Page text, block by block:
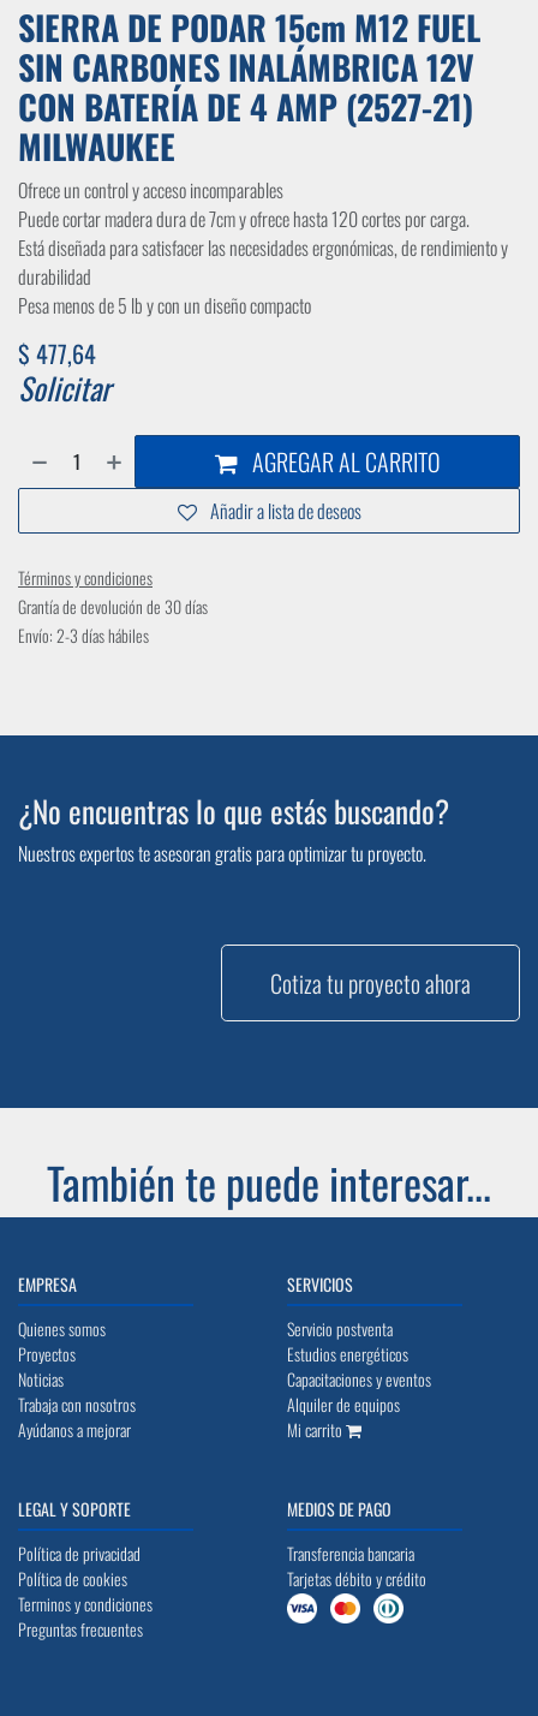
SIERRA DE PODAR 15cm M12 FUEL
SIN CARBONES INALÁMBRICA 12V
CON BATERÍA DE 4 AMP (2527-21)
MILWAUKEE
Ofrece un control y acceso incomparables
Puede cortar madera dura de 7cm y ofrece hasta 120 cortes por carga.
Está diseñada para satisfacer las necesidades ergonómicas, de rendimiento y
durabilidad
Pesa menos de 5 lb y con un diseño compacto
$ 477,64
Solicitar
AGREGAR AL CARRITO
Añadir a lista de deseos
Términos y condiciones
Grantía de devolución de 30 días
Envío: 2-3 días hábiles
¿No encuentras lo que estás buscando?
Nuestros expertos te asesoran gratis para optimizar tu proyecto.
Cotiza tu proyecto ahora
También te puede interesar...
EMPRESA
Quienes somos
Proyectos
Noticias
Trabaja con nosotros
Ayúdanos a mejorar
SERVICIOS
Servicio postventa
Estudios energéticos
Capacitaciones y eventos
Alquiler de equipos
Mi carrito
LEGAL Y SOPORTE
Política de privacidad
Política de cookies
Terminos y condiciones
Preguntas frecuentes
MEDIOS DE PAGO
Transferencia bancaria
Tarjetas débito y crédito